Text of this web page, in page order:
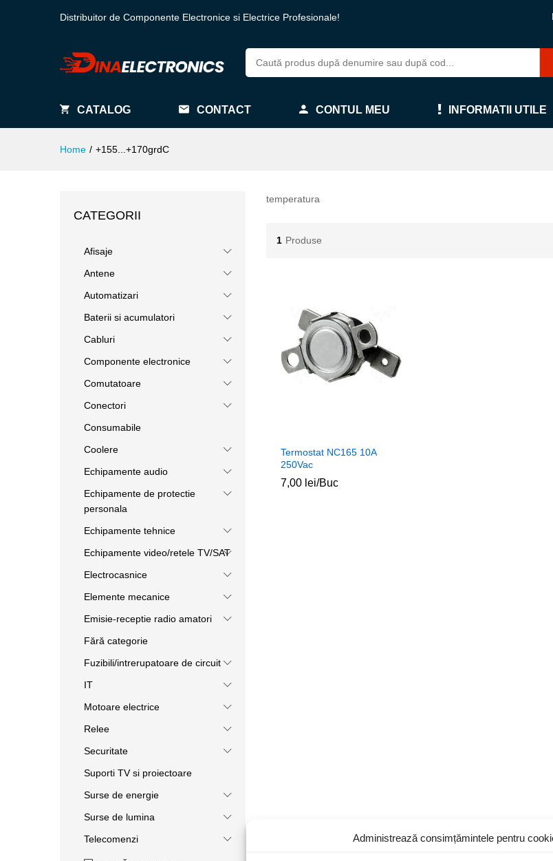
Administrează consimțămintele pentru
Distribuitor de Componente Electronice si Electrice Profesionale!
CATALOG CONTACT CONTUL MEU INFORMATII UTILE
Home / +155...+170grdC
temperatura
1 Produse
Termostat NC165 10A
250Vac
7,00 lei/Buc
7,00 lei
CATEGORII
Afisaje
Antene
Automatizari
Baterii si acumulatori
Cabluri
Componente electronice
Comutatoare
Conectori
Consumabile
Coolere
Echipamente audio
Echipamente de protectie
personala
Echipamente tehnice
Echipamente video/retele TV/SAT
Electrocasnice
Elemente mecanice
Emisie-receptie radio amatori
Fără categorie
Fuzibili/intrerupatoare de circuit
IT
Motoare electrice
Relee
Securitate
Suporti TV si proiectoare
Surse de energie
Surse de lumina
Telecomenzi